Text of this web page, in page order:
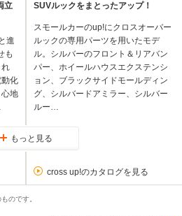
立
進
も
化
地
SUVルックをまとったアップ！
スモールカーのup!にクロスオーバー
ルックの専用パーツを用いたモデ
ル。シルバーのフロント＆リアバン
パー、ホイールハウスエクステンシ
ョン、ブラックサイドモールディン
グ、シルバードアミラー、シルバー
ルー…
もっと見る
cross up!のカタログを見る
のです。